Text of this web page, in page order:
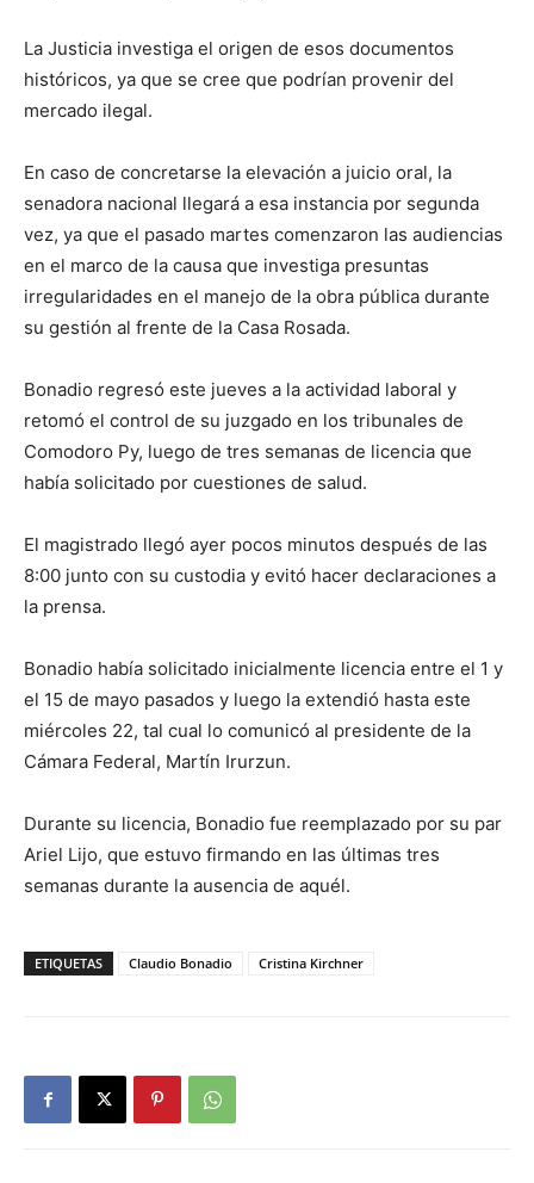
La Justicia investiga el origen de esos documentos
históricos, ya que se cree que podrían provenir del
mercado ilegal.
En caso de concretarse la elevación a juicio oral, la
senadora nacional llegará a esa instancia por segunda
vez, ya que el pasado martes comenzaron las audiencias
en el marco de la causa que investiga presuntas
irregularidades en el manejo de la obra pública durante
su gestión al frente de la Casa Rosada.
Bonadio regresó este jueves a la actividad laboral y
retomó el control de su juzgado en los tribunales de
Comodoro Py, luego de tres semanas de licencia que
había solicitado por cuestiones de salud.
El magistrado llegó ayer pocos minutos después de las
8:00 junto con su custodia y evitó hacer declaraciones a
la prensa.
Bonadio había solicitado inicialmente licencia entre el 1 y
el 15 de mayo pasados y luego la extendió hasta este
miércoles 22, tal cual lo comunicó al presidente de la
Cámara Federal, Martín Irurzun.
Durante su licencia, Bonadio fue reemplazado por su par
Ariel Lijo, que estuvo firmando en las últimas tres
semanas durante la ausencia de aquél.
ETIQUETAS Claudio Bonadio Cristina Kirchner